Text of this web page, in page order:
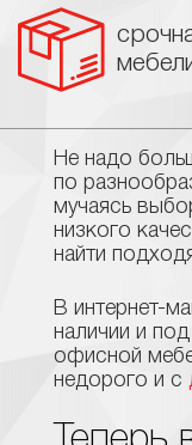
Не надо
по
мучаясь
низкого
найти
В интернет-
наличии и под
офисной
недорого и с